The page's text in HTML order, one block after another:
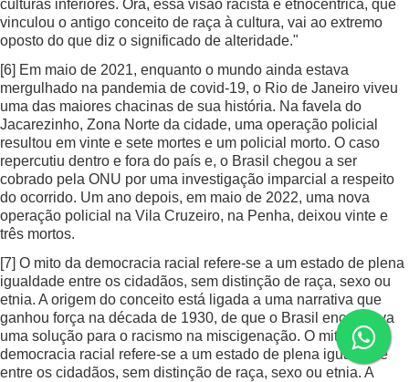
culturas inferiores. Ora, essa visão racista e etnocêntrica, que
vinculou o antigo conceito de raça à cultura, vai ao extremo
oposto do que diz o significado de alteridade."
[6] Em maio de 2021, enquanto o mundo ainda estava
mergulhado na pandemia de covid-19, o Rio de Janeiro viveu
uma das maiores chacinas de sua história. Na favela do
Jacarezinho, Zona Norte da cidade, uma operação policial
resultou em vinte e sete mortes e um policial morto. O caso
repercutiu dentro e fora do país e, o Brasil chegou a ser
cobrado pela ONU por uma investigação imparcial a respeito
do ocorrido. Um ano depois, em maio de 2022, uma nova
operação policial na Vila Cruzeiro, na Penha, deixou vinte e
três mortos.
[7] O mito da democracia racial refere-se a um estado de plena
igualdade entre os cidadãos, sem distinção de raça, sexo ou
etnia. A origem do conceito está ligada a uma narrativa que
ganhou força na década de 1930, de que o Brasil encontrava
uma solução para o racismo na miscigenação. O mito da
democracia racial refere-se a um estado de plena igualdade
entre os cidadãos, sem distinção de raça, sexo ou etnia. A